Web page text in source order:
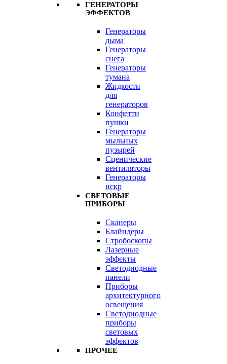
ГЕНЕРАТОРЫ
ЭФФЕКТОВ
Генераторы
дыма
Генераторы
снега
Генераторы
тумана
Жидкости
для
генераторов
Конфетти
пушки
Генераторы
мыльных
пузырей
Сценические
вентиляторы
Генераторы
искр
СВЕТОВЫЕ
ПРИБОРЫ
Сканеры
Блайндеры
Стробоскопы
Лазерные
эффекты
Светодиодные
панели
Приборы
архитектурного
освещения
Светодиодные
приборы
световых
эффектов
ПРОЧЕЕ